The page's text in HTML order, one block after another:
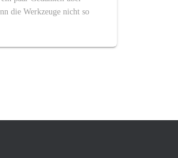
die Werkzeuge nicht so